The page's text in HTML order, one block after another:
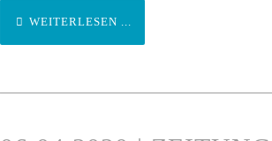
WEITERLESEN ...